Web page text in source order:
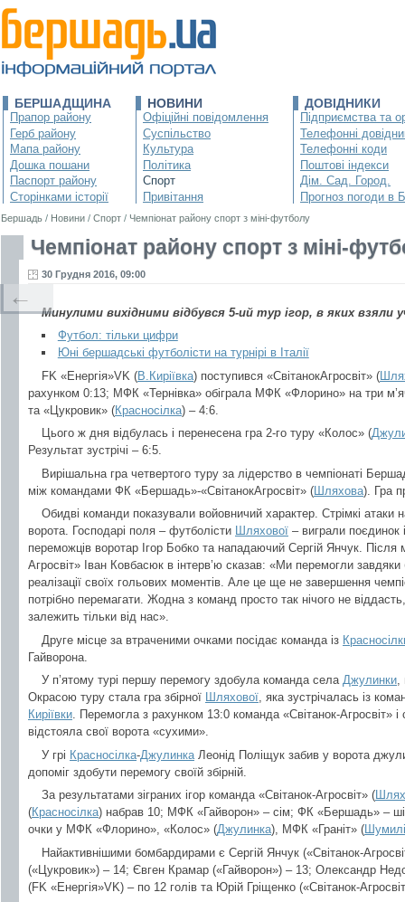
БЕРШАДЩИНА
Прапор району
Герб району
Мапа району
Дошка пошани
Паспорт району
Сторінками історії
НОВИНИ
Офіційні повідомлення
Суспільство
Культура
Політика
Спорт
Привітання
ДОВІДНИКИ
Підприємства та
Телефонні
Телефонні коди
Поштові індекси
Дім. Сад. Город.
Прогноз погоди в
Бершадь / Новини / Спорт / Чемпіонат району спорт з міні-футболу
Чемпіонат району спорт з міні-
30 Грудня 2016, 09:00
Минулими вихідними відбувся 5-ий тур ігор, в яких взяли
Футбол: тільки цифри
Юні бершадські футболісти на турнірі в Італії
FK «Енергія»VK (В.Киріївка) поступився «СвітанокАгросвіт» (
рахунком 0:13; МФК «Тернівка» обіграла МФК «Флорино» на три
та «Цукровик» (Красносілка) – 4:6.
Цього ж дня відбулась і перенесена гра 2-го туру «Колос» (
Результат зустрічі – 6:5.
Вирішальна гра четвертого туру за лідерство в чемпіонаті
між командами ФК «Бершадь»-«СвітанокАгросвіт» (Шляхова). Гра
Обидві команди показували войовничий характер. Стрімкі атаки
ворота. Господарі поля – футболісти Шляхової – виграли поєдинок
переможців воротар Ігор Бобко та нападаючий Сергій Янчук. Після
Агросвіт» Іван Ковбасюк в інтерв’ю сказав: «Ми перемогли завдяки
реалізації своїх гольових моментів. Але це ще не завершення
потрібно перемагати. Жодна з команд просто так нічого не
залежить тільки від нас».
Друге місце за втраченими очками посідає команда із
Гайворона.
У п’ятому турі першу перемогу здобула команда села Джулинки,
Окрасою туру стала гра збірної Шляхової, яка зустрічалась із
Киріївки. Перемогла з рахунком 13:0 команда «Світанок-Агросвіт»
відстояла свої ворота «сухими».
У грі Красносілка-Джулинка Леонід Поліщук забив у ворота
допоміг здобути перемогу своїй збірній.
За результатами зіграних ігор команда «Світанок-Агросвіт» (
(Красносілка) набрав 10; МФК «Гайворон» – сім; ФК «Бершадь» –
очки у МФК «Флорино», «Колос» (Джулинка), МФК «Граніт» (
Найактивнішими бомбардирами є Сергій Янчук («Світанок-
(«Цукровик») – 14; Євген Крамар («Гайворон») – 13; Олександр
(FK «Енергія»VK) – по 12 голів та Юрій Гріщенко («Світанок-
←